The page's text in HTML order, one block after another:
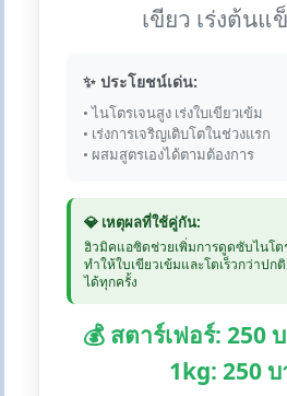
เขียว เร่งต้นแ
✨ ประโยชน์เด่น:
• ไนโตรเจนสูง เร่งใบเขียวเข้ม
• เร่งการเจริญเติบโตในช่วงแรก
• ผสมสูตรเองได้ตามต้องการ
💎 เหตุผลที่ใช้คู่กัน:
ฮิวมิคแอซิดช่วยเพิ่มการดูดซับไนโต
ทำให้ใบเขียวเข้มและโตเร็วกว่าป
ได้ทุกครั้ง
💰 สตาร์เฟอร์: 250
1kg: 250